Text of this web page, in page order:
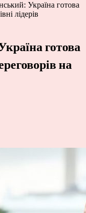
Україна готова
лідерів
готова
на